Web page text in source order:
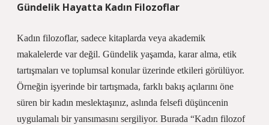
Gündelik Hayatta Kadın Filozoflar
Kadın filozoflar, sadece kitaplarda veya akademik
makalelerde var değil. Gündelik yaşamda, karar alma, etik
tartışmaları ve toplumsal konular üzerinde etkileri görülüyor.
Örneğin işyerinde bir tartışmada, farklı bakış açılarını öne
süren bir kadın meslektaşınız, aslında felsefi düşüncenin
uygulamalı bir yansımasını sergiliyor. Burada “Kadın filozof